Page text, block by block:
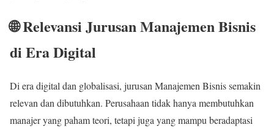
🌐 Relevansi Jurusan Manajemen Bisnis
di Era Digital
Di era digital dan globalisasi, jurusan Manajemen Bisnis semakin
relevan dan dibutuhkan. Perusahaan tidak hanya membutuhkan
manajer yang paham teori, tetapi juga yang mampu beradaptasi